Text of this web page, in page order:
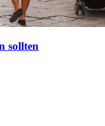
sollten